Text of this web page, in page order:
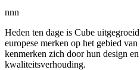
nnn
Heden ten dage is Cube
europese merken op het gebied
kenmerken zich door hun design
kwaliteitsverhouding.